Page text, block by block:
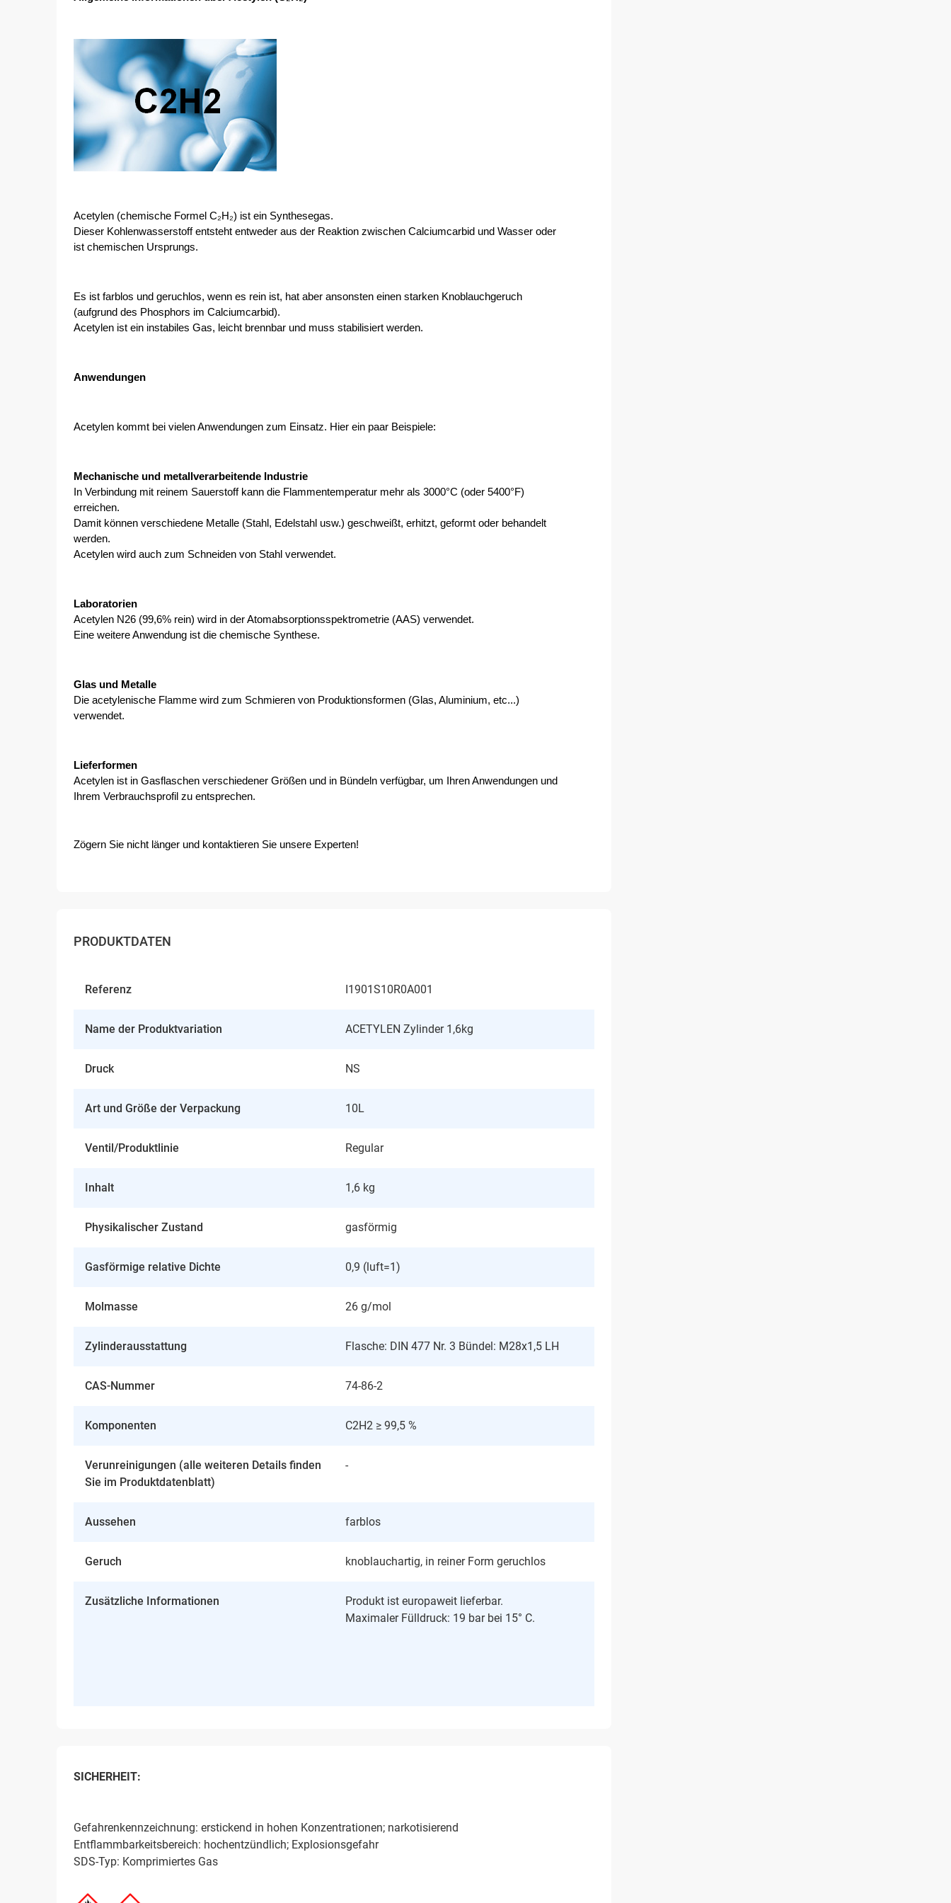
Acetylen (chemische Formel C₂H₂) ist ein Synthesegas.
Dieser Kohlenwasserstoff entsteht entweder aus der Reaktion zwischen Calciumcarbid und Wasser oder
ist chemischen Ursprungs.
Es ist farblos und geruchlos, wenn es rein ist, hat aber ansonsten einen starken Knoblauchgeruch
(aufgrund des Phosphors im Calciumcarbid).
Acetylen ist ein instabiles Gas, leicht brennbar und muss stabilisiert werden.
Anwendungen
Acetylen kommt bei vielen Anwendungen zum Einsatz. Hier ein paar Beispiele:
Mechanische und metallverarbeitende Industrie
In Verbindung mit reinem Sauerstoff kann die Flammentemperatur mehr als 3000°C (oder 5400°F)
erreichen.
Damit können verschiedene Metalle (Stahl, Edelstahl usw.) geschweißt, erhitzt, geformt oder behandelt
werden.
Acetylen wird auch zum Schneiden von Stahl verwendet.
Laboratorien
Acetylen N26 (99,6% rein) wird in der Atomabsorptionsspektrometrie (AAS) verwendet.
Eine weitere Anwendung ist die chemische Synthese.
Glas und Metalle
Die acetylenische Flamme wird zum Schmieren von Produktionsformen (Glas, Aluminium, etc...)
verwendet.
Lieferformen
Acetylen ist in Gasflaschen verschiedener Größen und in Bündeln verfügbar, um Ihren Anwendungen und
Ihrem Verbrauchsprofil zu entsprechen.
Zögern Sie nicht länger und kontaktieren Sie unsere Experten!
PRODUKTDATEN
Referenz I1901S10R0A001
Name der Produktvariation ACETYLEN Zylinder 1,6kg
Druck NS
Art und Größe der Verpackung 10L
Ventil/Produktlinie Regular
Inhalt 1,6 kg
Physikalischer Zustand gasförmig
Gasförmige relative Dichte 0,9 (luft=1)
Molmasse 26 g/mol
Zylinderausstattung Flasche: DIN 477 Nr. 3 Bündel: M28x1,5 LH
CAS-Nummer 74-86-2
Komponenten C2H2 ≥ 99,5 %
Verunreinigungen (alle weiteren Details finden
Sie im Produktdatenblatt)
-
Aussehen farblos
Geruch knoblauchartig, in reiner Form geruchlos
Zusätzliche Informationen
Produkt ist europaweit lieferbar.
Maximaler Fülldruck: 19 bar bei 15° C.
SICHERHEIT:
Gefahrenkennzeichnung: erstickend in hohen Konzentrationen; narkotisierend
Entflammbarkeitsbereich: hochentzündlich; Explosionsgefahr
SDS-Typ: Komprimiertes Gas